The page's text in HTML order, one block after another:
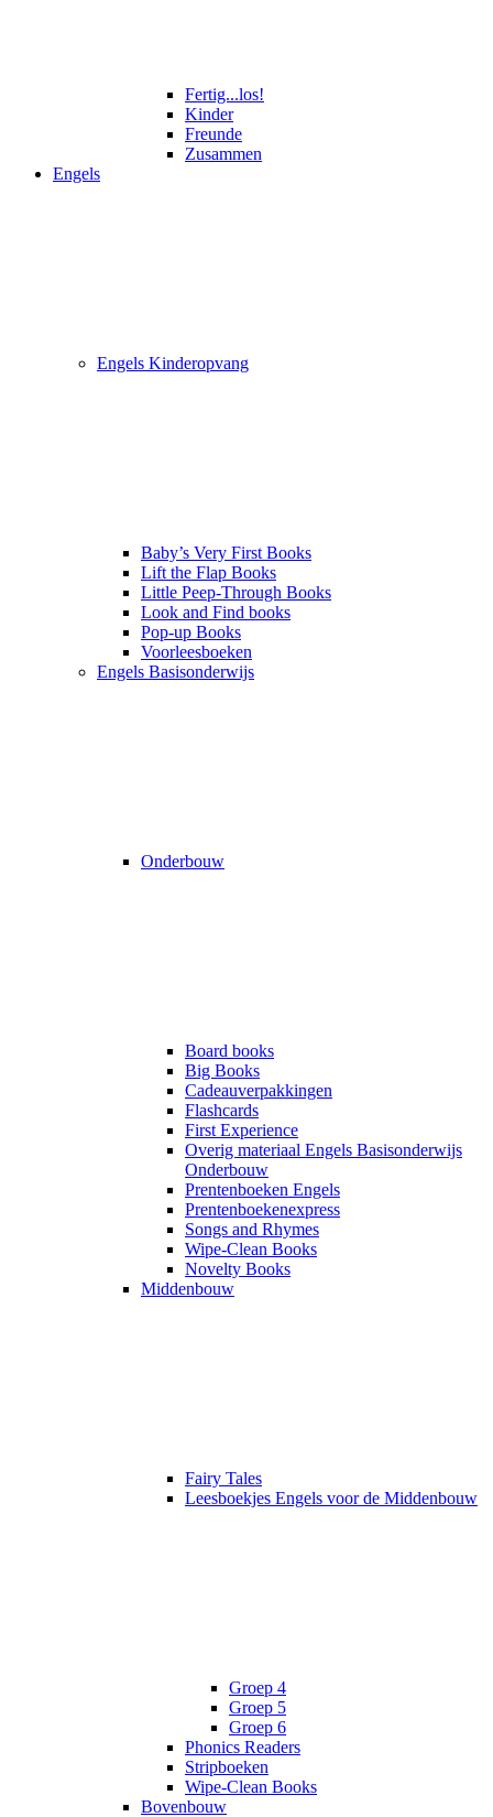
Fertig...los!
Kinder
Freunde
Zusammen
Engels
Engels Kinderopvang
Baby’s Very First Books
Lift the Flap Books
Little Peep-Through Books
Look and Find books
Pop-up Books
Voorleesboeken
Engels Basisonderwijs
Onderbouw
Board books
Big Books
Cadeauverpakkingen
Flashcards
First Experience
Overig materiaal Engels Basisonderwijs
Onderbouw
Prentenboeken Engels
Prentenboekenexpress
Songs and Rhymes
Wipe-Clean Books
Novelty Books
Middenbouw
Fairy Tales
Leesboekjes Engels voor de Middenbouw
Groep 4
Groep 5
Groep 6
Phonics Readers
Stripboeken
Wipe-Clean Books
Bovenbouw